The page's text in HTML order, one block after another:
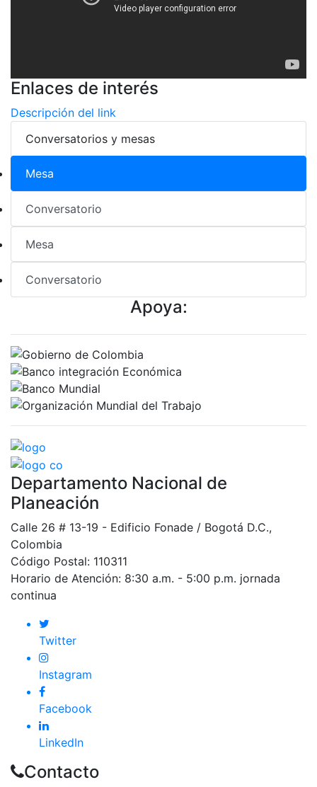
Conversatorios y mesas
Mesa
Conversatorio
Mesa
Conversatorio
Enlaces de interés
Descripción del link
Apoya:
Departamento Nacional de
Planeación
Calle 26 # 13-19 - Edificio Fonade / Bogotá D.C.,
Colombia
Código Postal: 110311
Horario de Atención: 8:30 a.m. - 5:00 p.m. jornada
continua
Twitter
Instagram
Facebook
LinkedIn
Contacto